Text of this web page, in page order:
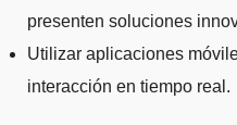
presenten soluciones
Utilizar aplicaciones
interacción en tiempo real.